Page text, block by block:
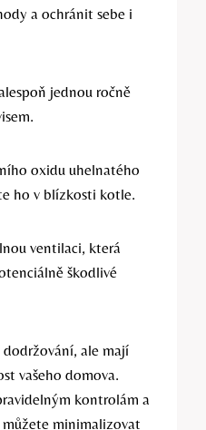
a ochránit sebe i
jednou ročně
oxidu uhelnatého
ho v blízkosti kotle.
ventilaci, která
škodlivé
ale mají
vašeho domova.
kontrolám a
minimalizovat